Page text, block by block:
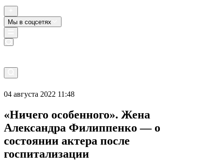
Мы в соцсетях
04 августа 2022 11:48
«Ничего особенного». Жена
Александра Филиппенко — о
состоянии актера после
госпитализации